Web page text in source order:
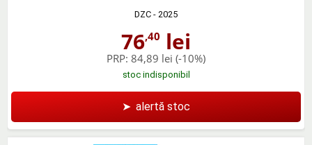
DZC - 2025
76,40 lei
PRP: 84,89 lei (-10%)
stoc indisponibil
➤ alertă stoc